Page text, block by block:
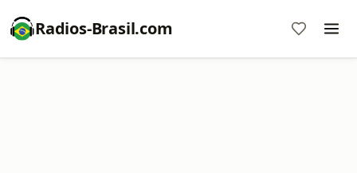
Radios-Brasil.com